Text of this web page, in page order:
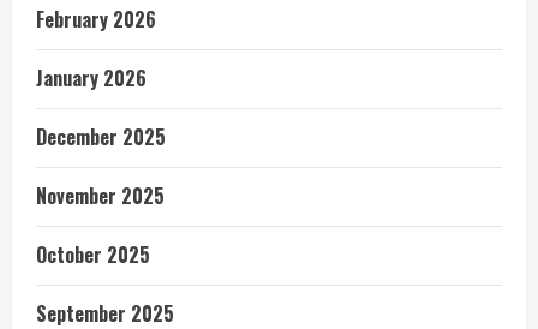
February 2026
January 2026
December 2025
November 2025
October 2025
September 2025